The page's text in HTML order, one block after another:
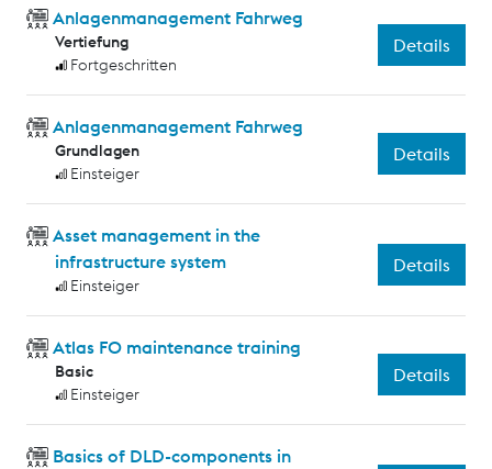
Anlagenmanagement Fahrweg
Vertiefung
Fortgeschritten
Details
Anlagenmanagement Fahrweg
Grundlagen
Einsteiger
Details
Asset management in the
infrastructure system
Einsteiger
Details
Atlas FO maintenance training
Basic
Einsteiger
Details
Basics of DLD-components in